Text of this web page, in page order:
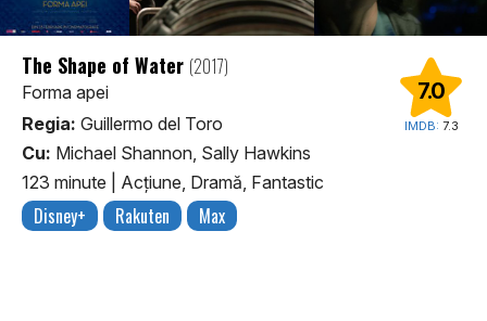
7.0
IMDB: 7.3
The Shape of Water (2017)
Forma apei
Regia: Guillermo del Toro
Cu: Michael Shannon, Sally Hawkins
123 minute
Acţiune, Dramă, Fantastic
Disney+ Rakuten Max